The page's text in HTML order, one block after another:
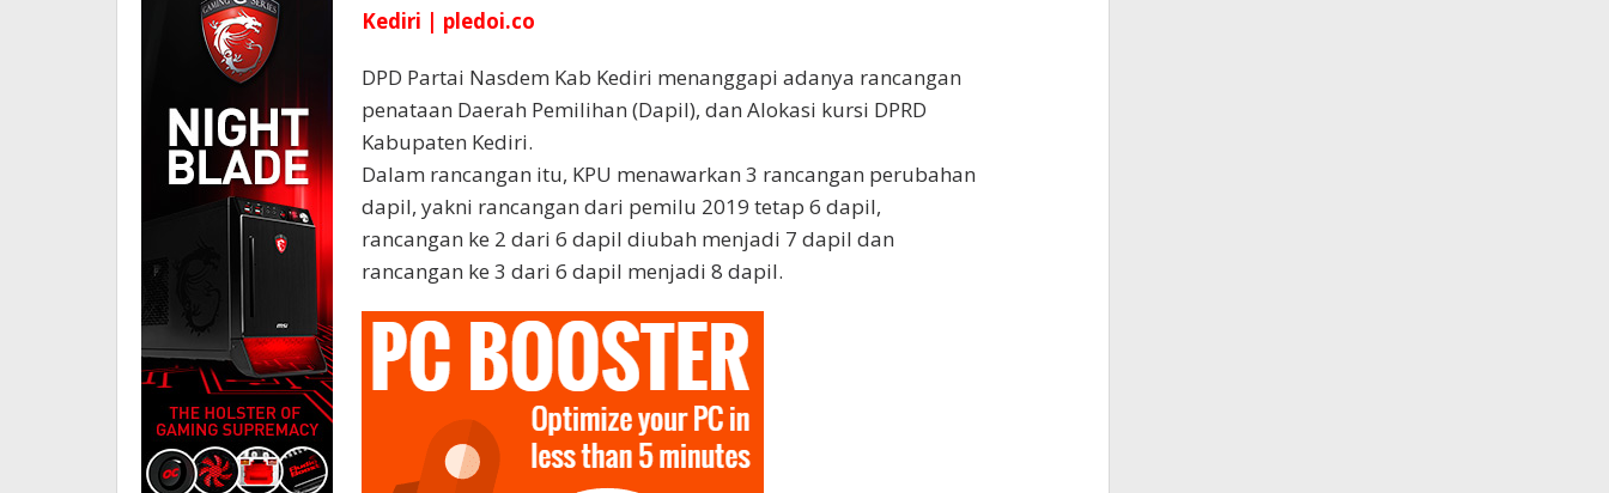
Kediri | pledoi.co
DPD Partai Nasdem Kab Kediri menanggapi adanya rancangan
penataan Daerah Pemilihan (Dapil), dan Alokasi kursi DPRD
Kabupaten Kediri.
Dalam rancangan itu, KPU menawarkan 3 rancangan perubahan
dapil, yakni rancangan dari pemilu 2019 tetap 6 dapil,
rancangan ke 2 dari 6 dapil diubah menjadi 7 dapil dan
rancangan ke 3 dari 6 dapil menjadi 8 dapil.